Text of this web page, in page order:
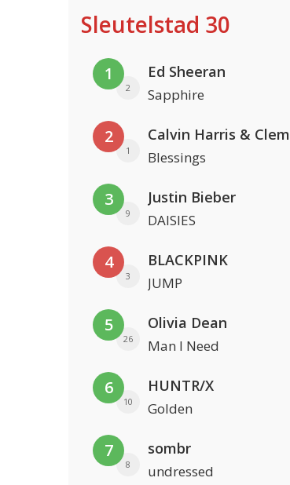
Sleutelstad 30
1
2
Ed Sheeran
Sapphire
2
1
Calvin Harris &
Blessings
3
9
Justin Bieber
DAISIES
4
3
BLACKPINK
JUMP
5
26
Olivia Dean
Man I Need
6
10
HUNTR/X
Golden
7
8
sombr
undressed